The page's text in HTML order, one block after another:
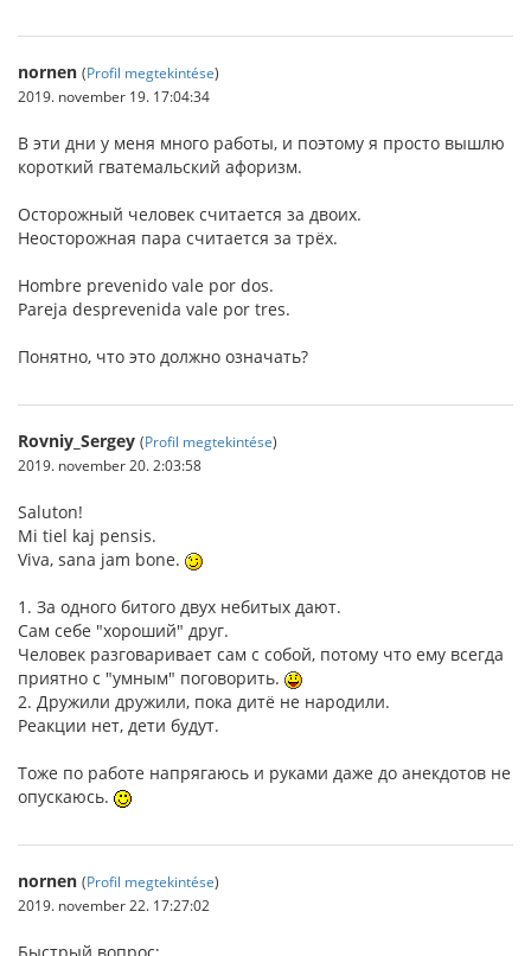
nornen (Profil megtekintése)
2019. november 19. 17:04:34
В эти дни у меня много работы, и поэтому я просто вышлю
короткий гватемальский афоризм.
Осторожный человек считается за двоих.
Неосторожная пара считается за трёх.
Hombre prevenido vale por dos.
Pareja desprevenida vale por tres.
Понятно, что это должно означать?
Rovniy_Sergey (Profil megtekintése)
2019. november 20. 2:03:58
Saluton!
Mi tiel kaj pensis.
Viva, sana jam bone.
1. За одного битого двух небитых дают.
Сам себе "хороший" друг.
Человек разговаривает сам с собой, потому что ему всегда
приятно с "умным" поговорить.
2. Дружили дружили, пока дитё не народили.
Реакции нет, дети будут.
Тоже по работе напрягаюсь и руками даже до анекдотов не
опускаюсь.
nornen (Profil megtekintése)
2019. november 22. 17:27:02